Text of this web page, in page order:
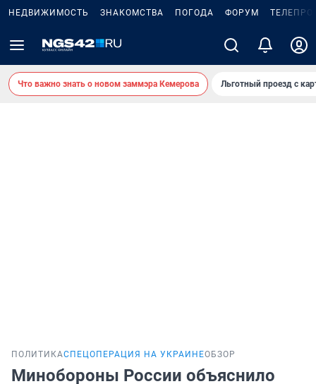
НЕДВИЖИМОСТЬ ЗНАКОМСТВА ПОГОДА ФОРУМ
Что важно знать о новом заммэра Кемерова Льготный проезд с
ПОЛИТИКАСПЕЦОПЕРАЦИЯ НА УКРАИНЕОБЗОР
Минобороны России объяснило